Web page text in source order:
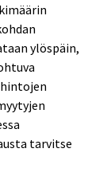
ylöspäin,
tarvitse